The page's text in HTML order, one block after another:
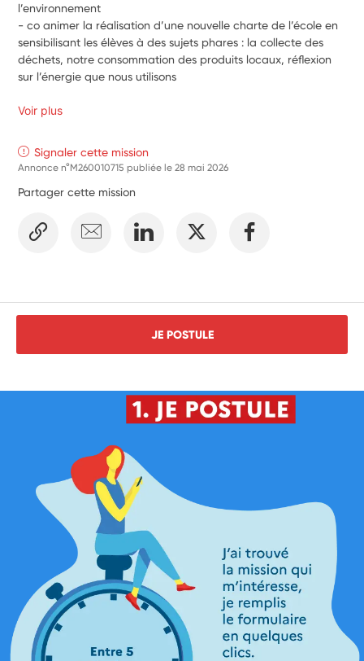
l’environnement
- co animer la réalisation d’une nouvelle charte de l’école en
sensibilisant les élèves à des sujets phares : la collecte des
déchets, notre consommation des produits locaux, réflexion
sur l’énergie que nous utilisons
Voir plus
Signaler cette mission
Annonce n°M260010715 publiée le28 mai 2026
Partager cette mission
JE POSTULE